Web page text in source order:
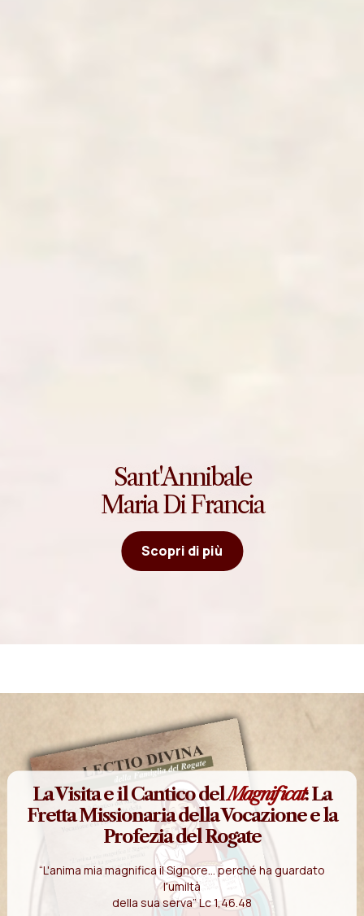
Sant'Annibale
Maria Di Francia
Scopri di più
La Visita e il Cantico delMagnificat: La
Fretta Missionaria della Vocazione e la
Profezia del Rogate
“L'anima mia magnifica il Signore... perché ha guardato
l'umiltà
della sua serva” Lc 1,46.48